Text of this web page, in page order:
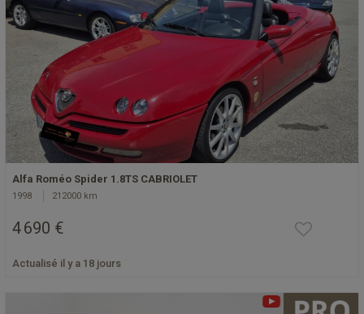
Alfa Roméo Spider 1.8TS CABRIOLET
1998 212000 km
4 690 €
Actualisé il y a 18 jours